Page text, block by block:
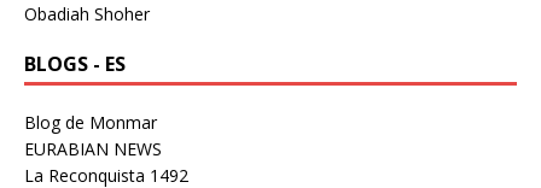
Obadiah Shoher
BLOGS - ES
Blog de Monmar
EURABIAN NEWS
La Reconquista 1492